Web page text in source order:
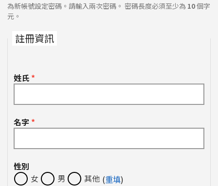
為新帳號設定密碼。請輸入兩次密碼。 密碼長度必須至少為 10個字
元。
註冊資訊
姓氏 *
名字 *
性別
女
男 其他 (重填)